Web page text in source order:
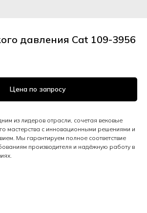
давления Cat 109-3956
Цена по запросу
из лидеров отрасли, сочетая вековые
мастерства с инновационными решениями и
Мы гарантируем полное соответствие
производителя и надёжную работу в